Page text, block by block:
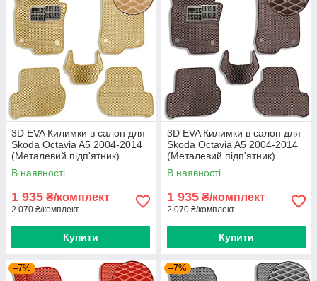
3D EVA Килимки в салон для
Skoda Octavia A5 2004-2014
(Металевий підп'ятник)
Бежеві 5 шт
В наявності
1 935 ₴/комплект
2 070 ₴/комплект
Купити
3D EVA Килимки в салон для
Skoda Octavia A5 2004-2014
(Металевий підп'ятник)
Коричневі 5 шт
В наявності
1 935 ₴/комплект
2 070 ₴/комплект
Купити
–7% –7%